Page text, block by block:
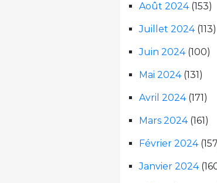
Août 2024(153)
Juillet 2024(113)
Juin 2024(100)
Mai 2024(131)
Avril 2024(171)
Mars 2024(161)
Février 2024
Janvier 2024